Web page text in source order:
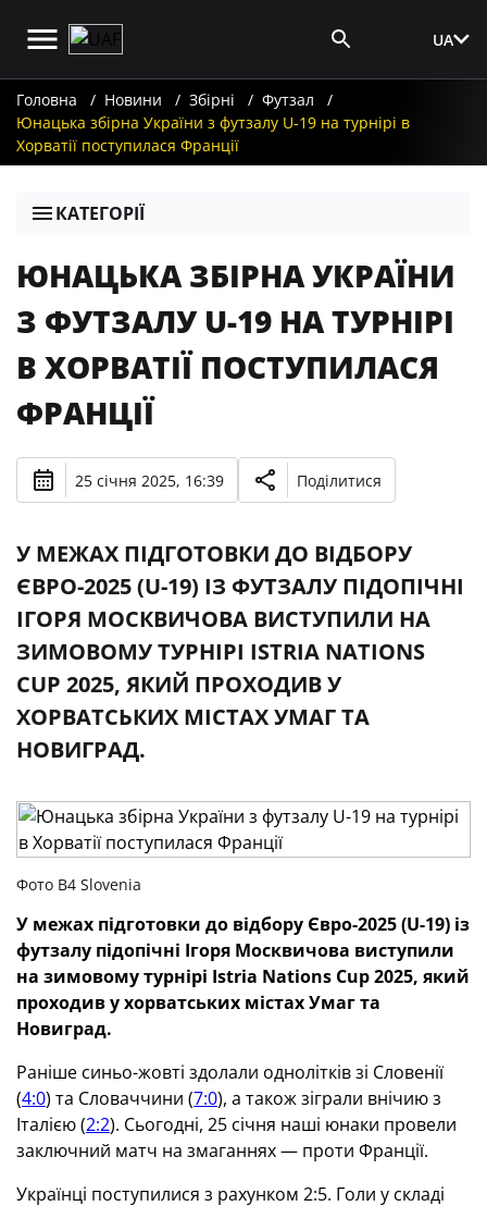
UA
Головна Новини Збірні
Футзал
Юнацька збірна України з футзалу U-19 на турнірі в
Хорватії поступилася Франції
КАТЕГОРІЇ
ЮНАЦЬКА ЗБІРНА УКРАЇНИ
З ФУТЗАЛУ U-19 НА ТУРНІРІ
В ХОРВАТІЇ ПОСТУПИЛАСЯ
ФРАНЦІЇ
25 січня 2025, 16:39 Поділитися
У МЕЖАХ ПІДГОТОВКИ ДО ВІДБОРУ
ЄВРО-2025 (U-19) ІЗ ФУТЗАЛУ ПІДОПІЧНІ
ІГОРЯ МОСКВИЧОВА ВИСТУПИЛИ НА
ЗИМОВОМУ ТУРНІРІ ISTRIA NATIONS
CUP 2025, ЯКИЙ ПРОХОДИВ У
ХОРВАТСЬКИХ МІСТАХ УМАГ ТА
НОВИГРАД.
Фото B4 Slovenia
У межах підготовки до відбору Євро-2025 (U-19) із
футзалу підопічні Ігоря Москвичова виступили
на зимовому турнірі Istria Nations Cup 2025, який
проходив у хорватських містах Умаг та
Новиград.
Раніше синьо-жовті здолали однолітків зі Словенії
(4:0) та Словаччини (7:0), а також зіграли внічию з
Італією (2:2). Сьогодні, 25 січня наші юнаки провели
заключний матч на змаганнях — проти Франції.
Українці поступилися з рахунком 2:5. Голи у складі